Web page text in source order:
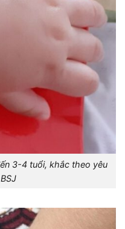
3-4 tuổi, khắc theo yêu